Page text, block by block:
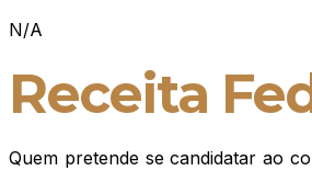
N/A
Receita
Quem pretende se candidatar ao